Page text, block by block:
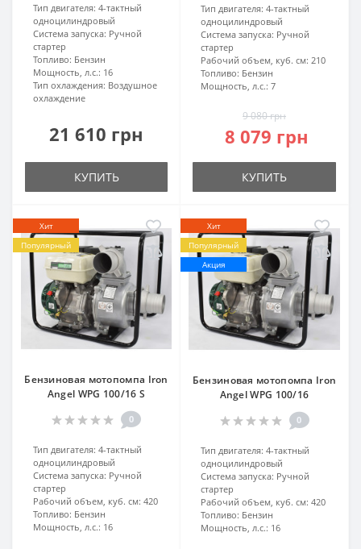
Тип двигателя: 4-тактный
одноцилиндровый
Система запуска: Ручной
стартер
Топливо: Бензин
Мощность, л.с.: 16
Тип охлаждения: Воздушное
охлаждение
21 610 грн
КУПИТЬ
Тип двигателя: 4-тактный
одноцилиндровый
Система запуска: Ручной
стартер
Рабочий объем, куб. см: 210
Топливо: Бензин
Мощность, л.с.: 7
9 080 грн
8 079 грн
КУПИТЬ
Хит
Популярный
Бензиновая мотопомпа Iron
Angel WPG 100/16 S
0
Тип двигателя: 4-тактный
одноцилиндровый
Система запуска: Ручной
стартер
Рабочий объем, куб. см: 420
Топливо: Бензин
Мощность, л.с.: 16
Хит
Популярный
Акция
Бензиновая мотопомпа Iron
Angel WPG 100/16
0
Тип двигателя: 4-тактный
одноцилиндровый
Система запуска: Ручной
стартер
Рабочий объем, куб. см: 420
Топливо: Бензин
Мощность, л.с.: 16